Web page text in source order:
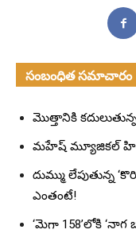
సంబంధిత సమాచారం
మొత్తానికి కదులుతున్న
మహేష్ మ్యూజికల్ హిట్
దుమ్ము లేపుతున్న
ఎంతంటే!
‘మెగా 158’లోకి ‘నాగ